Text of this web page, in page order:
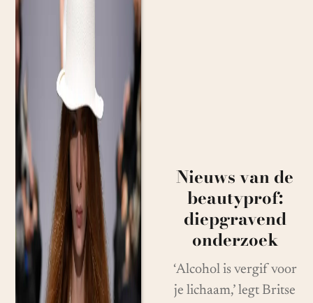
Nieuws van de
beautyprof:
diepgravend
onderzoek
‘Alcohol is vergif voor
je lichaam,’ legt Britse